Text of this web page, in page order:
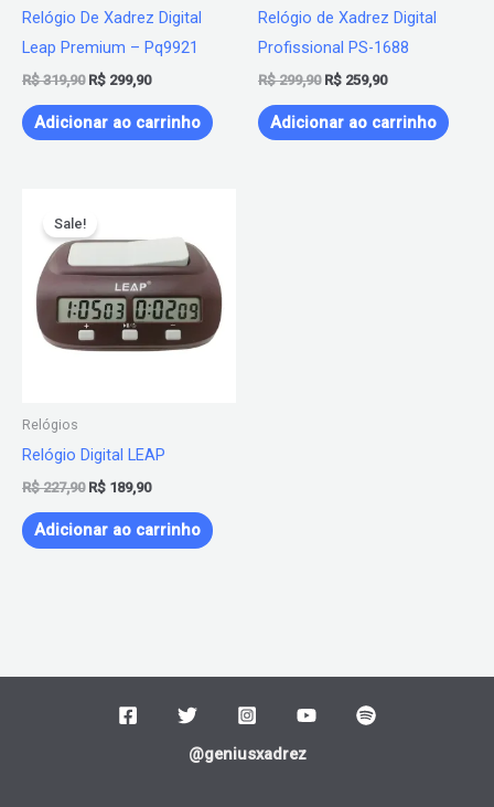
Relógio De Xadrez Digital
Leap Premium – Pq9921
R$319,90 R$ 299,90
Adicionar ao carrinho
Relógio de Xadrez Digital
Profissional PS-1688
R$299,90 R$ 259,90
Adicionar ao carrinho
Sale!
Relógios
Relógio Digital LEAP
R$227,90
original
R$ 227,90.
R$ 189,90
atual
R$ 189,90.
Adicionar ao carrinho
@geniusxadrez